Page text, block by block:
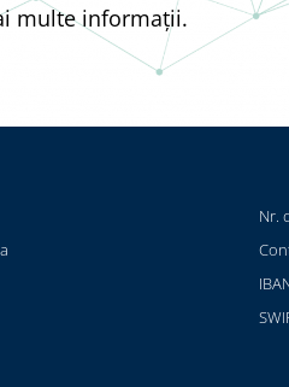
multe informații.
Nr.